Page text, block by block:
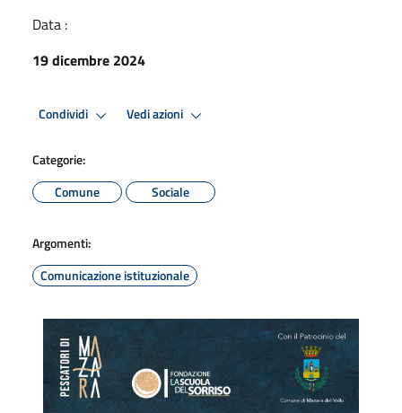
Data :
19 dicembre 2024
Condividi Vedi azioni
Categorie:
Comune
Sociale
Argomenti:
Comunicazione istituzionale